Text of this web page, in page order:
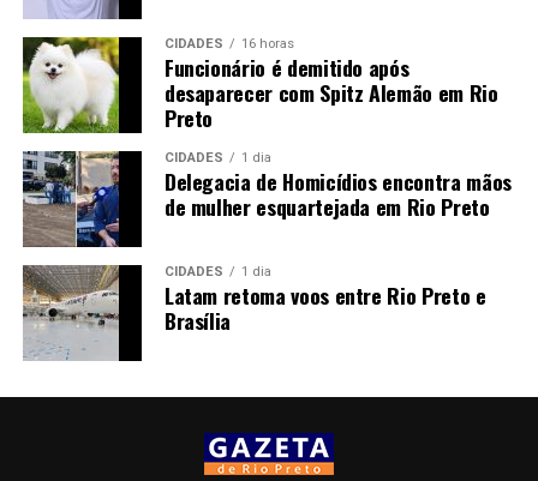
CIDADES 16 horas
Funcionário é demitido após
desaparecer com Spitz Alemão em Rio
Preto
CIDADES 1 dia
Delegacia de Homicídios encontra mãos
de mulher esquartejada em Rio Preto
CIDADES 1 dia
Latam retoma voos entre Rio Preto e
Brasília